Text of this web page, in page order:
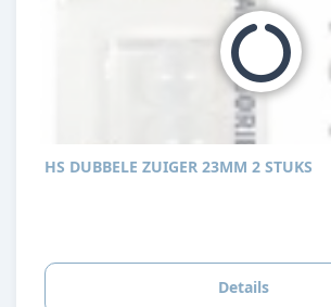
HS DUBBELE ZUIGER 23MM 2 STUKS
Details